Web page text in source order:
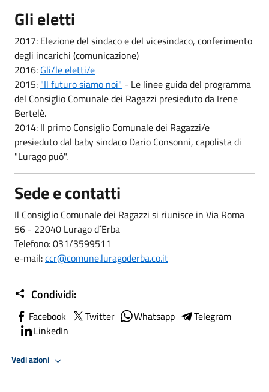
Gli eletti
2017: Elezione del sindaco e del vicesindaco, conferimento
degli incarichi (comunicazione)
2016: Gli/le eletti/e
2015: "Il futuro siamo noi" - Le linee guida del programma
del Consiglio Comunale dei Ragazzi presieduto da Irene
Bertelè.
2014: Il primo Consiglio Comunale dei Ragazzi/e
presieduto dal baby sindaco Dario Consonni, capolista di
"Lurago può".
Sede e contatti
Il Consiglio Comunale dei Ragazzi si riunisce in Via Roma
56 - 22040 Lurago d´Erba
Telefono: 031/3599511
e-mail:ccr@comune.luragoderba.co.it
Condividi:
Facebook Twitter Whatsapp
Telegram
LinkedIn
Vedi azioni